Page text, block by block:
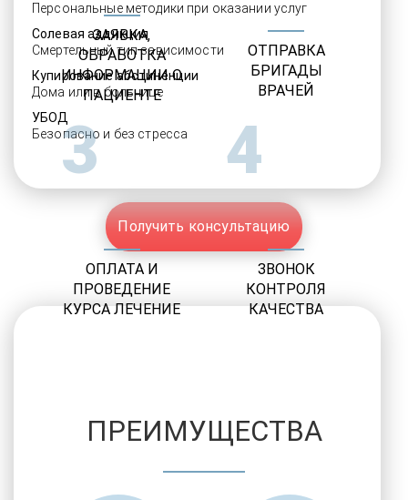
Персональные методики при оказании услуг
Солевая аддикция
Смертельный тип зависимости
Купирование абстиненции
Дома или в больнице
УБОД
Безопасно и без стресса
Получить консультацию
ЗАЯВКА,
ОБРАБОТКА
ИНФОРМАЦИИ О
ПАЦИЕНТЕ
ОТПРАВКА
БРИГАДЫ
ВРАЧЕЙ
3
ОПЛАТА И
ПРОВЕДЕНИЕ
КУРСА ЛЕЧЕНИЕ
4
ЗВОНОК
КОНТРОЛЯ
КАЧЕСТВА
ПРЕИМУЩЕСТВА